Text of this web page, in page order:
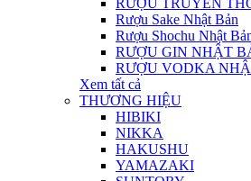
RƯỢU TRUYỀN
Rượu Sake Nhật Bản
Rượu Shochu Nhật
RƯỢU GIN NHẬT
RƯỢU VODKA
Xem tất cả
THƯƠNG HIỆU
HIBIKI
NIKKA
HAKUSHU
YAMAZAKI